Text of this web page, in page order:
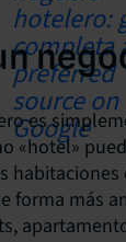
es
«hotel»
forma más